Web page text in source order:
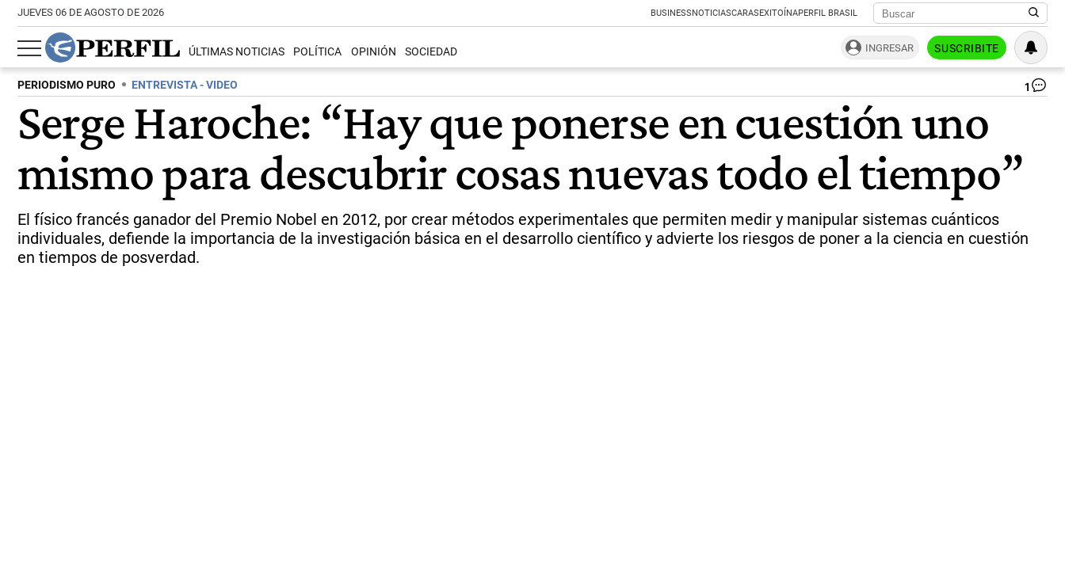
JUEVES 06 DE AGOSTO DE 2026 BUSINESSNOTICIASCARASEXITOÍNAPERFIL BRASIL
ÚLTIMAS NOTICIAS POLÍTICA OPINIÓN SOCIEDAD INGRESAR SUSCRIBITE
PERIODISMO PURO ENTREVISTA - VIDEO 1
Serge Haroche: “Hay que ponerse en cuestión uno
mismo para descubrir cosas nuevas todo el tiempo”
El físico francés ganador del Premio Nobel en 2012, por crear métodos experimentales que permiten medir y manipular sistemas cuánticos
individuales, defiende la importancia de la investigación básica en el desarrollo científico y advierte los riesgos de poner a la ciencia en cuestión
en tiempos de posverdad.